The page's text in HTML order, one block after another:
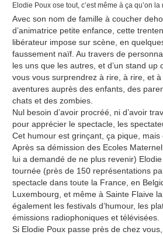
Elodie Poux ose tout, c’est même à ça qu’on la
Avec son nom de famille à coucher
d’animatrice petite enfance, cette
libérateur impose sur scène, en
faussement naïf. Au travers de
les uns que les autres, et d’un stand up
vous vous surprendrez à rire, à rire, et
aventures auprès des enfants, des
chats et des zombies.
Nul besoin d’avoir procréé, ni d’avoir
pour apprécier le spectacle, les
Cet humour est grinçant, ça pique,
Après sa démission des Ecoles
lui a demandé de ne plus revenir)
tournée (près de 150 représentations
spectacle dans toute la France, en
Luxembourg, et même à Sainte Flaive
également les festivals d’humour, les
émissions radiophoniques et télévisées.
Si Elodie Poux passe près de chez